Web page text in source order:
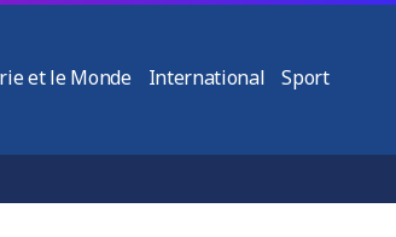
et le Monde International Sport